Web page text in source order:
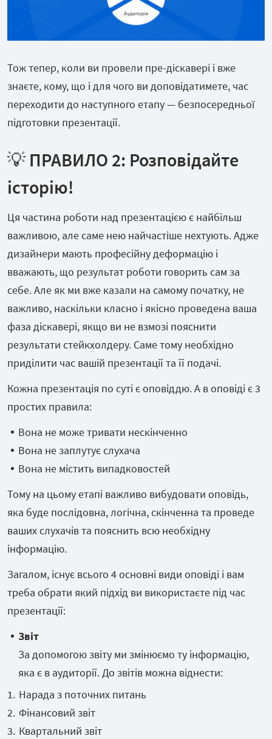
Тож тепер, коли ви провели пре-діскавері і вже
знаєте, кому, що і для чого ви доповідатимете, час
переходити до наступного етапу — безпосередньої
підготовки презентації.
💡 ПРАВИЛО 2: Розповідайте
історію!
Ця частина роботи над презентацією є найбільш
важливою, але саме нею найчастіше нехтують. Адже
дизайнери мають професійну деформацію і
вважають, що результат роботи говорить сам за
себе. Але як ми вже казали на самому початку, не
важливо, наскільки класно і якісно проведена ваша
фаза діскавері, якщо ви не взмозі пояснити
результати стейкхолдеру. Саме тому необхідно
приділити час вашій презентації та її подачі.
Кожна презентація по суті є оповіддю. А в оповіді є 3
простих правила:
Вона не може тривати нескінченно
Вона не заплутує слухача
Вона не містить випадковостей
Тому на цьому етапі важливо вибудовати оповідь,
яка буде послідовна, логічна, скінченна та проведе
ваших слухачів та пояснить всю необхідну
інформацію.
Загалом, існує всього 4 основні види оповіді і вам
треба обрати який підхід ви використаєте під час
презентації:
Звіт
За допомогою звіту ми змінюємо ту інформацію,
яка є в аудиторії. До звітів можна віднести:
Нарада з поточних питань
Фінансовий звіт
Квартальний звіт